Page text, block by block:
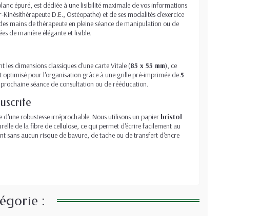
épuré, est dédiée à une lisibilité maximale de vos informations
D.E., Ostéopathe) et de ses modalités d'exercice
mains de thérapeute en pleine séance de manipulation ou de
de manière élégante et lisible.
les dimensions classiques d'une carte Vitale (85 x 55 mm), ce
pour l'organisation grâce à une grille pré-imprimée de5
séance de consultation ou de rééducation.
robustesse irréprochable. Nous utilisons un papier bristol
de la fibre de cellulose, ce qui permet d'écrire facilement au
sans aucun risque de bavure, de tache ou de transfert d'encre
: